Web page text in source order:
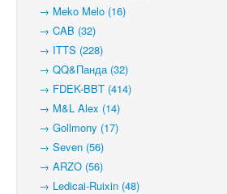
→ Meko Melo (16)
→ CAB (32)
→ ITTS (228)
→ QQ&Панда (32)
→ FDEK-BBT (414)
→ M&L Alex (14)
→ Gollmony (17)
→ Seven (56)
→ ARZO (56)
→ Ledicai-Ruixin (48)